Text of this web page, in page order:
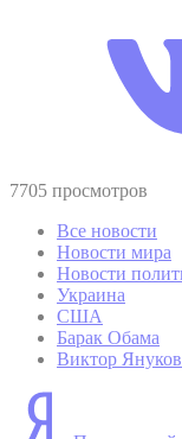
7705 просмотров
Все новости
Новости мира
Новости
Украина
США
Барак Обама
Виктор